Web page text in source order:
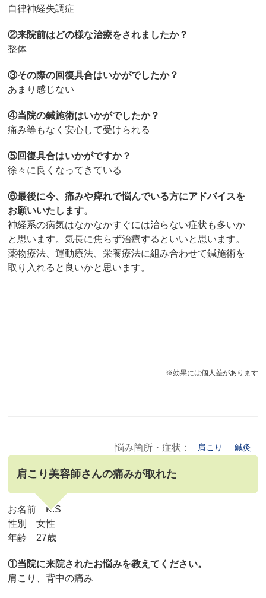
自律神経失調症
②来院前はどの様な治療をされましたか？
整体
③その際の回復具合はいかがでしたか？
あまり感じない
④当院の鍼施術はいかがでしたか？
痛み等もなく安心して受けられる
⑤回復具合はいかがですか？
徐々に良くなってきている
⑥最後に今、痛みや痺れで悩んでいる方にアドバイスを
お願いいたします。
神経系の病気はなかなかすぐには治らない症状も多いか
と思います。気長に焦らず治療するといいと思います。
薬物療法、運動療法、栄養療法に組み合わせて鍼施術を
取り入れると良いかと思います。
※効果には個人差があります
悩み箇所・症状： 肩こり 鍼灸
肩こり美容師さんの痛みが取れた
お名前 K.S
性別 女性
年齢 27歳
①当院に来院されたお悩みを教えてください。
肩こり、背中の痛み